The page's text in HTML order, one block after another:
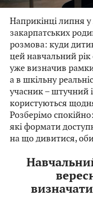
Наприкінці липня у
закарпатських
розмова: куди
цей навчальний
уже визначив
а в шкільну
учасник – штучний
користуються
Розберімо
які формати
на що дивитися,